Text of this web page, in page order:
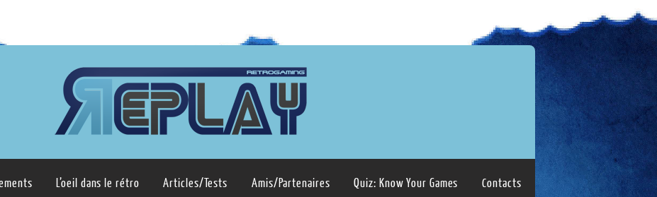
L’oeil dans le rétro Articles/Tests Amis/Partenaires Quiz: Know Your Games Contacts